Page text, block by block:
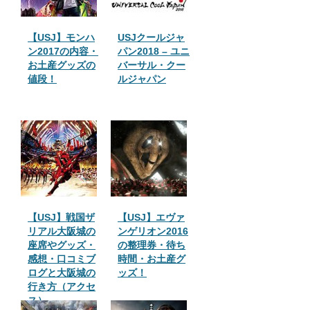
【USJ】モンハ
ン2017の内容・
お土産グッズの
値段！
USJクールジャ
パン2018 – ユニ
バーサル・クー
ルジャパン
【USJ】戦国ザ
リアル大阪城の
座席やグッズ・
感想・口コミブ
ログと大阪城の
行き方（アクセ
ス）
【USJ】エヴァ
ンゲリオン2016
の整理券・待ち
時間・お土産グ
ッズ！